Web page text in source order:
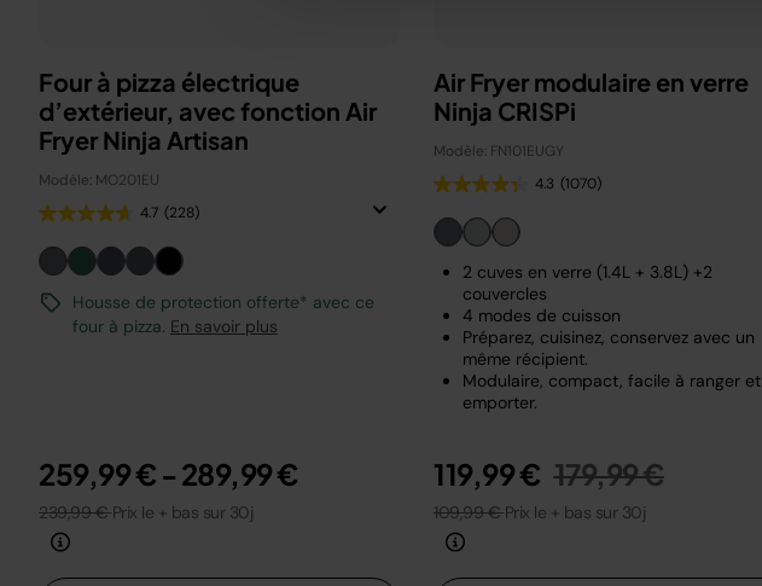
Four à pizza électrique
d’extérieur, avec fonction Air
Fryer Ninja Artisan
Modèle: MO201EU
4.7 (228)
Housse de protection offerte* avec ce
four à pizza. En savoir plus
259,99 € - 289,99 €
239,99 €Prix le + bas sur 30j
Air Fryer modulaire en verre
Ninja CRISPi
Modèle: FN101EUGY
4.3 (1070)
2 cuves en verre (1.4L + 3.8L) +2
couvercles
4 modes de cuisson
Préparez, cuisinez, conservez avec un
même récipient.
Modulaire, compact, facile à ranger et
emporter.
119,99 € Prix réduit de
179,99 €au
109,99 €Prix le + bas sur 30j